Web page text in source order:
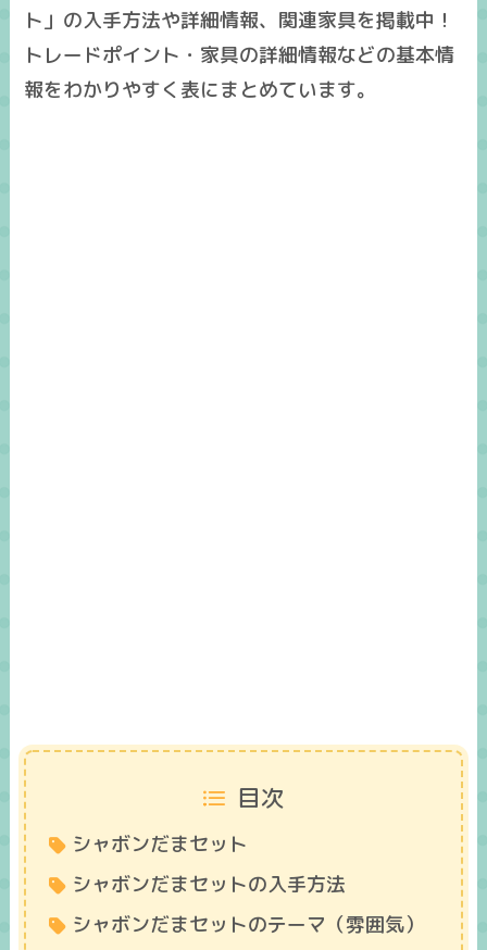
ト」の入手方法や詳細情報、関連家具を掲載中！
トレードポイント・家具の詳細情報などの基本情
報をわかりやすく表にまとめています。
目次
シャボンだまセット
シャボンだまセットの入手方法
シャボンだまセットのテーマ（雰囲気）